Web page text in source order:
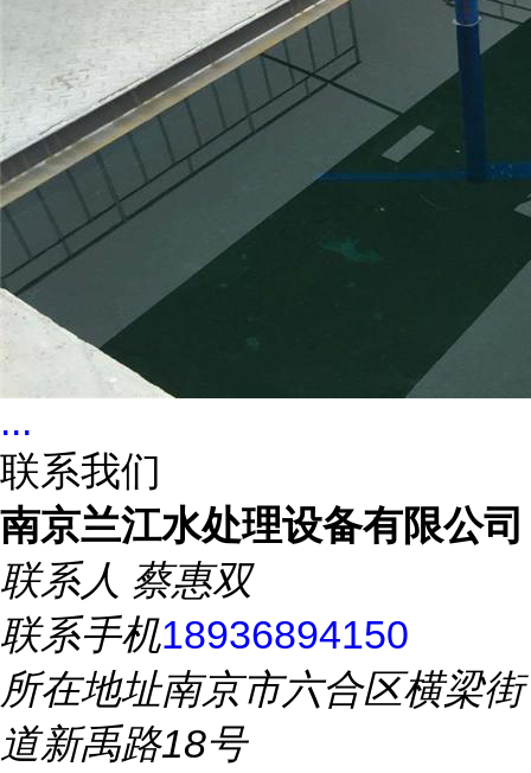
...
联系我们
南京兰江水处理设备有限公司
联系人 蔡惠双
联系手机18936894150
所在地址南京市六合区横梁街
道新禹路18号